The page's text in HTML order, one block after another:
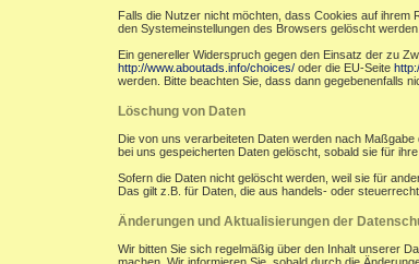
Falls die Nutzer nicht möchten, dass Cookies auf
den Systemeinstellungen des Browsers gelöscht
Ein genereller Widerspruch gegen den Einsatz der zu
http://www.aboutads.info/choices/ oder die EU-Seite
werden. Bitte beachten Sie, dass dann gegebenenfalls
Löschung von Daten
Die von uns verarbeiteten Daten werden nach
bei uns gespeicherten Daten gelöscht, sobald sie für
Sofern die Daten nicht gelöscht werden, weil sie für
Das gilt z.B. für Daten, die aus handels- oder
Änderungen und Aktualisierungen der
Wir bitten Sie sich regelmäßig über den Inhalt unserer